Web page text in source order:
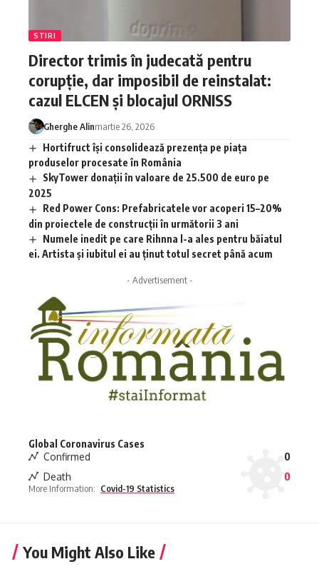
STIRI
Director trimis în judecată pentru
corupție, dar imposibil de reinstalat:
cazul ELCEN și blocajul ORNISS
Gherghe Alinmartie 26, 2026
Hortifruct își consolidează prezența pe piața
produselor procesate în România
SkyTower donații în valoare de 25.500 de euro pe
2025
Red Power Cons: Prefabricatele vor acoperi 15–20%
din proiectele de construcții în următorii 3 ani
Numele inedit pe care Rihnna l-a ales pentru băiatul
ei. Artista și iubitul ei au ținut totul secret până acum
- Advertisement -
Global Coronavirus Cases
Confirmed
0
Death
0
More Information: Covid-19 Statistics
You Might Also Like